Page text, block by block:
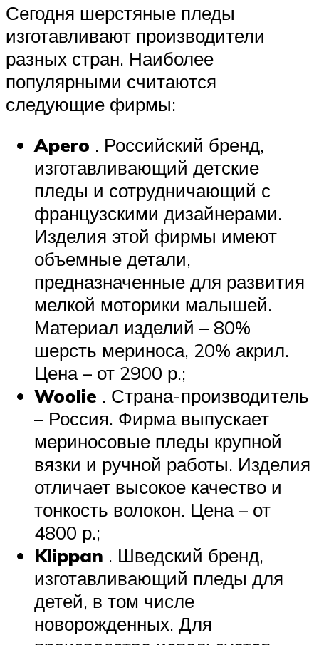
Сегодня шерстяные пледы
изготавливают производители
разных стран. Наиболее
популярными считаются
следующие фирмы:
Apero . Российский бренд,
изготавливающий детские
пледы и сотрудничающий с
французскими дизайнерами.
Изделия этой фирмы имеют
объемные детали,
предназначенные для развития
мелкой моторики малышей.
Материал изделий – 80%
шерсть мериноса, 20% акрил.
Цена – от 2900 р.;
Woolie . Страна-производитель
– Россия. Фирма выпускает
мериносовые пледы крупной
вязки и ручной работы. Изделия
отличает высокое качество и
тонкость волокон. Цена – от
4800 р.;
Klippan . Шведский бренд,
изготавливающий пледы для
детей, в том числе
новорожденных. Для